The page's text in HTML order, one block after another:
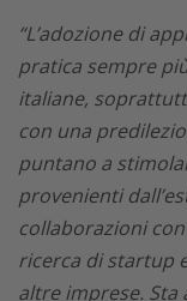
“L’adozione di
pratica sempre
italiane,
con una
puntano a
provenienti
collaborazioni
ricerca di startup
altre imprese. Sta